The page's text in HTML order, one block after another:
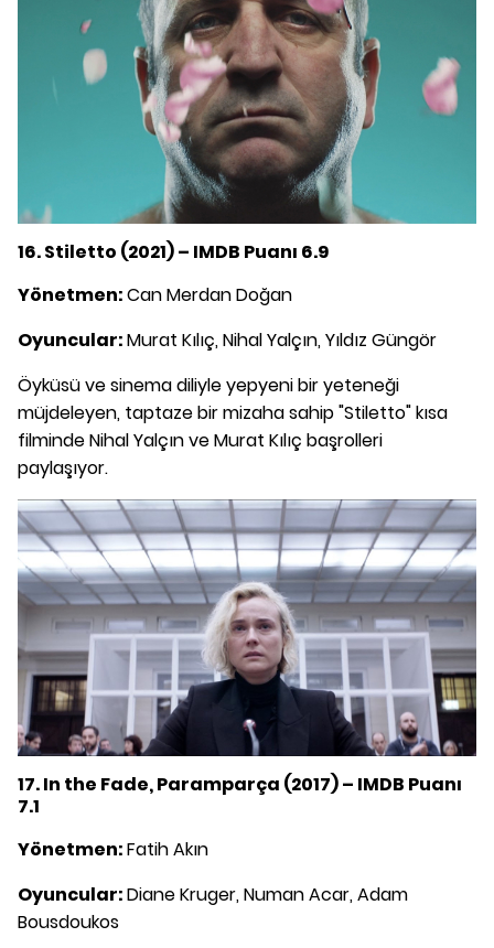
16. Stiletto (2021) – IMDB Puanı 6.9
Yönetmen:Can Merdan Doğan
Oyuncular:Murat Kılıç, Nihal Yalçın, Yıldız Güngör
Öyküsü ve sinema diliyle yepyeni bir yeteneği
müjdeleyen, taptaze bir mizaha sahip "Stiletto" kısa
filminde Nihal Yalçın ve Murat Kılıç başrolleri
paylaşıyor.
17. In the Fade, Paramparça (2017) – IMDB Puanı
7.1
Yönetmen:Fatih Akın
Oyuncular:Diane Kruger, Numan Acar, Adam
Bousdoukos